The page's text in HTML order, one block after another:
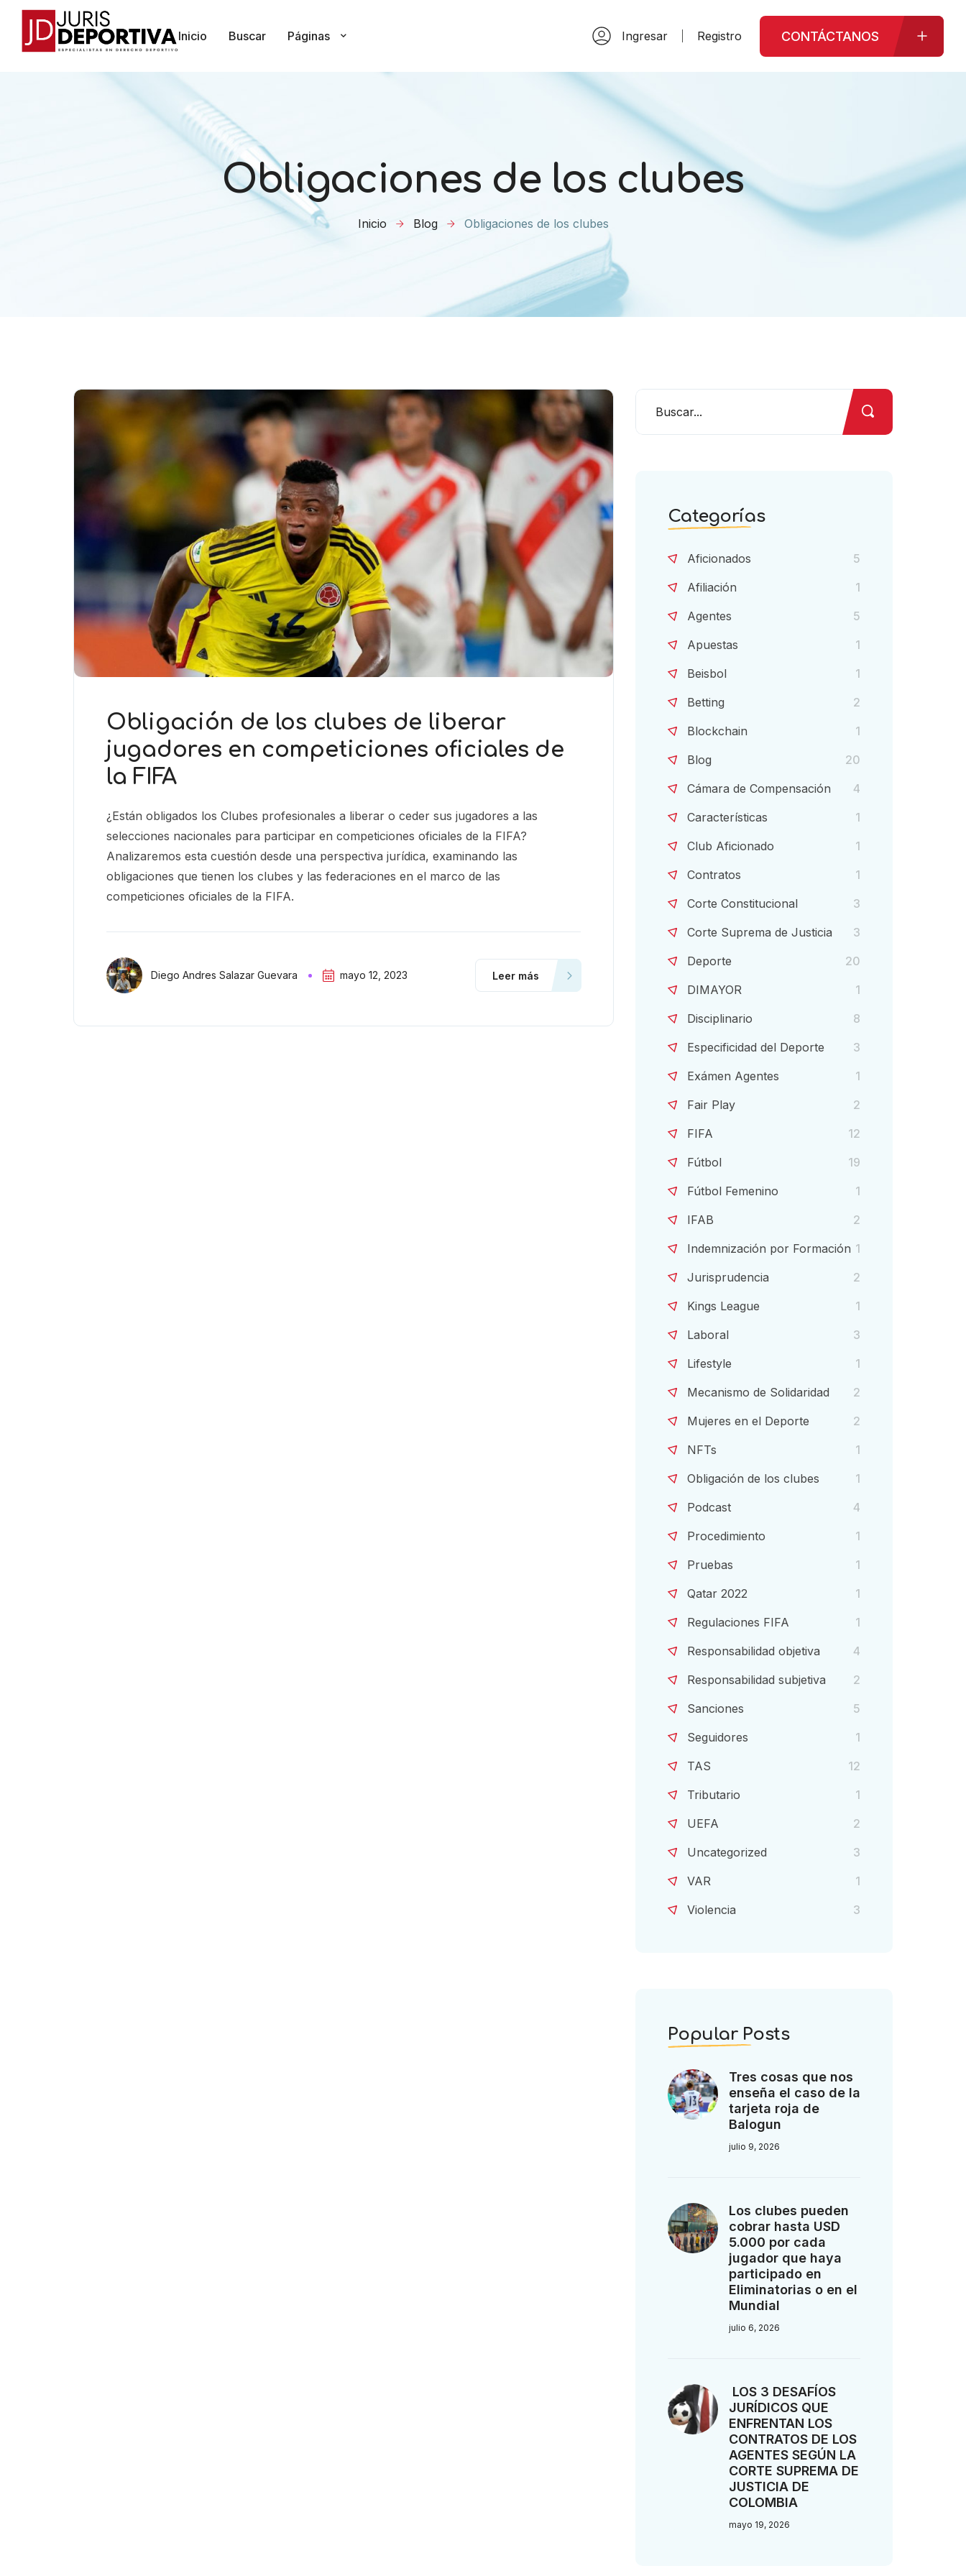
Inicio Buscar Páginas Ingresar Registro CONTÁCTANOS
Obligaciones de los clubes
Inicio Blog Obligaciones de los clubes
Obligación de los clubes de liberar
jugadores en competiciones oficiales de
la FIFA
¿Están obligados los Clubes profesionales a liberar o ceder sus jugadores a las
selecciones nacionales para participar en competiciones oficiales de la FIFA?
Analizaremos esta cuestión desde una perspectiva jurídica, examinando las
obligaciones que tienen los clubes y las federaciones en el marco de las
competiciones oficiales de la FIFA.
Diego Andres Salazar Guevara mayo 12, 2023 Leer más
Categorías
Aficionados
5
Afiliación
1
Agentes
5
Apuestas
1
Beisbol
1
Betting
2
Blockchain
1
Blog
20
Cámara de Compensación
4
Características
1
Club Aficionado
1
Contratos
1
Corte Constitucional
3
Corte Suprema de Justicia
3
Deporte
20
DIMAYOR
1
Disciplinario
8
Especificidad del Deporte
3
Exámen Agentes
1
Fair Play
2
FIFA
12
Fútbol
19
Fútbol Femenino
1
IFAB
2
Indemnización por Formación 1
Jurisprudencia
2
Kings League
1
Laboral
3
Lifestyle
1
Mecanismo de Solidaridad
2
Mujeres en el Deporte
2
NFTs
1
Obligación de los clubes
1
Podcast
4
Procedimiento
1
Pruebas
1
Qatar 2022
1
Regulaciones FIFA
1
Responsabilidad objetiva
4
Responsabilidad subjetiva
2
Sanciones
5
Seguidores
1
TAS
12
Tributario
1
UEFA
2
Uncategorized
3
VAR
1
Violencia
3
Popular Posts
Tres cosas que nos
enseña el caso de la
tarjeta roja de
Balogun
julio 9, 2026
Los clubes pueden
cobrar hasta USD
5.000 por cada
jugador que haya
participado en
Eliminatorias o en el
Mundial
julio 6, 2026
LOS 3 DESAFÍOS
JURÍDICOS QUE
ENFRENTAN LOS
CONTRATOS DE LOS
AGENTES SEGÚN LA
CORTE SUPREMA DE
JUSTICIA DE
COLOMBIA
mayo 19, 2026